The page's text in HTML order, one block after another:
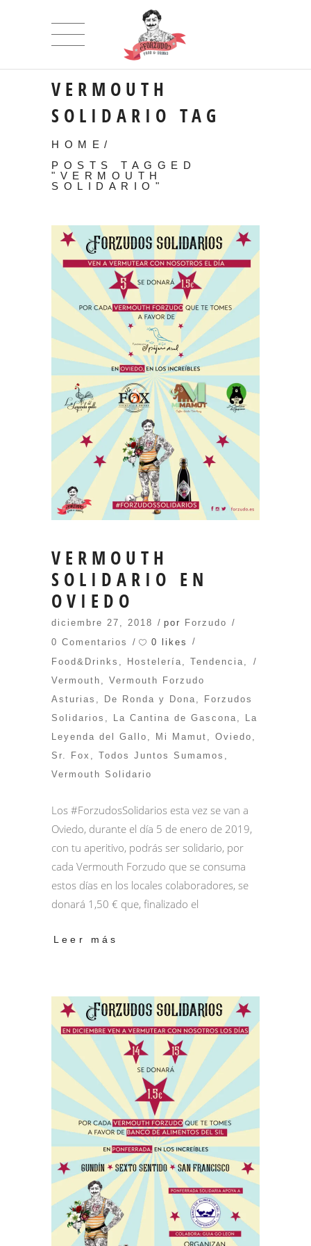
VERMOUTH
SOLIDARIO TAG
HOME /
POSTS TAGGED
"VERMOUTH
SOLIDARIO"
VERMOUTH
SOLIDARIO EN
OVIEDO
diciembre 27, 2018 por Forzudo
0 Comentarios
0 likes
Food&Drinks
Hostelería Tendencia
Vermouth
Vermouth Forzudo
Asturias
De Ronda y Dona
Forzudos
Solidarios
La Cantina de Gascona
La
Leyenda del Gallo
Mi Mamut Oviedo
Sr. Fox
Todos Juntos Sumamos
Vermouth Solidario
Los #ForzudosSolidarios esta vez se van a
Oviedo, durante el día 5 de enero de 2019,
con tu aperitivo, podrás ser solidario, por
cada Vermouth Forzudo que se consuma
estos días en los locales colaboradores, se
donará 1,50 € que, finalizado el
Leer más